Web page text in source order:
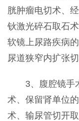
胱肿瘤电切术、
钬激光碎石取石
软镜上尿路疾病
尿道狭窄内扩张切
3、腹腔镜手
术、保留肾单位
术、输尿管切开